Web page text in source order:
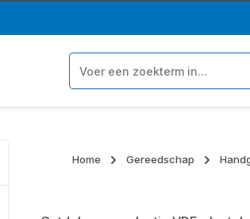
Home Gereedschap